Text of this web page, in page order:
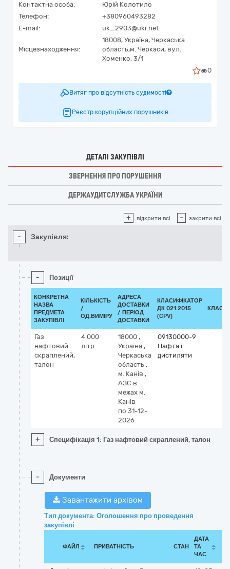
Контактна особа:
Юрій Колотило
Телефон:
+380960493282
E-mail:
uk_2903@ukr.net
Місцезнаходження:
18008, Україна, Черкаська
область,м. Черкаси, вул.
Хоменко, 3/1
0
Витяг про відсутність судимості
Реєстр корупційних порушників
ДЕТАЛІ ЗАКУПІВЛІ
ЗВЕРНЕННЯ ПРО ПОРУШЕННЯ
ДЕРЖАУДИТСЛУЖБА УКРАЇНИ
+ відкрити всі - закрити всі
- Закупівля:
- Позиції
КОНКРЕТНА
НАЗВА
ПРЕДМЕТА
ЗАКУПІВЛІ
КІЛЬКІСТЬ
/
ОД.ВИМІРУ
АДРЕСА
ДОСТАВКИ
/ ПЕРІОД
ДОСТАВКИ
КЛАСИФІКАТОР
ДК 021:2015
(CPV)
Газ
нафтовий
скраплений,
талон
4 000
літр
18000 ,
Україна ,
Черкаська
область ,
м. Канів ,
АЗС в
межах м.
Канів
по 31-12-
2026
09130000-9
Нафта і
дистиляти
+ Специфікація 1: Газ нафтовий скраплений, талон
- Документи
Завантажити архівом
Тип документа: Оголошення про проведення
закупівлі
ФАЙЛ ПРИВАТНІСТЬ СТАН
ДАТА
ТА
ЧАС